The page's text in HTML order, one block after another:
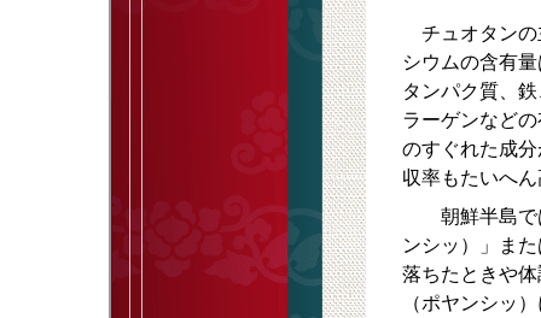
チュオタンの
シウムの含有
タンパク質、
ラーゲンなど
のすぐれた成
収率もたいへ
朝鮮半島では
ンシッ）」ま
落ちたときや
（ポヤンシッ